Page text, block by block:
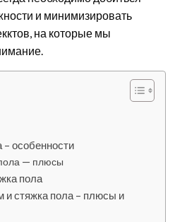
и минимизировать
на которые мы
особенности
— плюсы
пола
и стяжка пола – плюсы и